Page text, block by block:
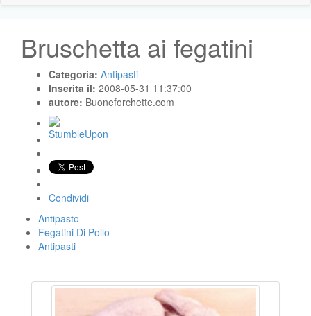
Me
Bruschetta ai fegatini
Categoria: Antipasti
Inserita il: 2008-05-31 11:37:00
autore: Buoneforchette.com
Condividi
Antipasto
Fegatini Di Pollo
Antipasti